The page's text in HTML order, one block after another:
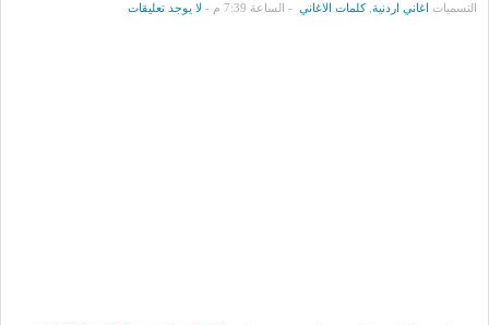
التسميات اغاني اردنية ,كلمات الاغاني - الساعة 7:39 م - لا يوجد تعليقات